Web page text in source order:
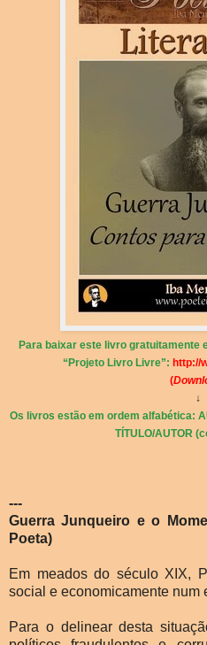
Para baixar este livro gratuitamente
“Projeto Livro Livre”: http://
(
↓
Os livros estão em ordem alfabética:
TÍTULO/AUTOR
---
Guerra Junqueiro e o
Poeta)
Em meados do século XIX,
social e economicamente num
Para o delinear desta